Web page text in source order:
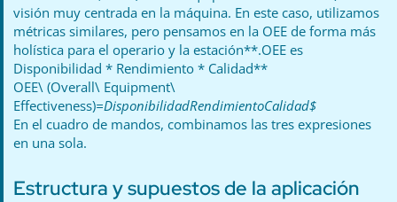
visión muy centrada en la máquina. En este caso, utilizamos
métricas similares, pero pensamos en la OEE de forma más
holística para el operario y la estación**.OEE es
Disponibilidad * Rendimiento * Calidad**
OEE\ (Overall\ Equipment\
Effectiveness)=DisponibilidadRendimientoCalidad$
En el cuadro de mandos, combinamos las tres expresiones
en una sola.
Estructura y supuestos de la aplicación